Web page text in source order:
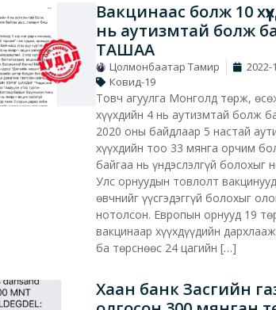
Вакцинаас болж 10
нь аутизмтай болж
ТАШАА
Цолмонбаатар Тамир
2022-
Ковид-19
Товч агуулга Монголд төрж,
хүүхдийн 4 нь аутизмтай болж
2020 оны байдлаар 5 настай
хүүхдийн тоо 33 мянга орчим
байгаа нь үндэслэлгүй болохыг
Улс орнуудын товлолт
өвчнийг үүсгэдэггүй болохыг
нотолсон. Европын орнууд 19
вакцинаар хүүхдүүдийн
ба төрснөөс 24 цагийн […]
Хаан банк Засгийн